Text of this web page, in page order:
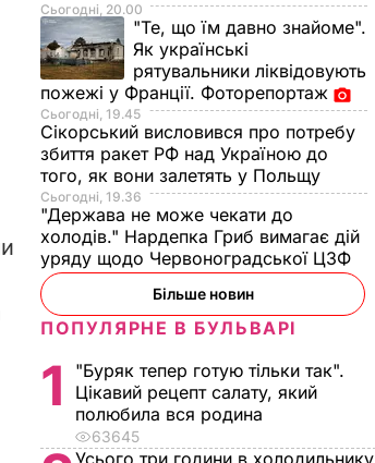
Сьогодні, 20.00
"Те, що їм давно знайоме".
Як українські
рятувальники ліквідовують
пожежі у Франції. Фоторепортаж
Сьогодні, 19.45
Сікорський висловився про потребу
збиття ракет РФ над Україною до
того, як вони залетять у Польщу
Сьогодні, 19.36
"Держава не може чекати до
холодів." Нардепка Гриб вимагає дій
уряду щодо Червоноградської ЦЗФ
Більше новин
ПОПУЛЯРНЕ В БУЛЬВАРІ
1
"Буряк тепер готую тільки так".
Цікавий рецепт салату, який
полюбила вся родина
63645
Усього три години в холодильнику